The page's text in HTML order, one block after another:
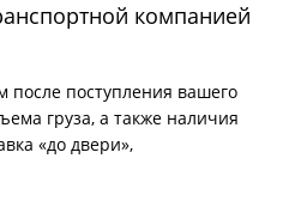
компанией
после поступления вашего
груза, а также наличия
«до двери»,